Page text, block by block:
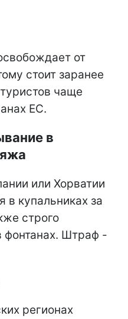
от
стоит заранее
чаще
ЕС.
в
или Хорватии
в купальниках за
строго
фонтанах. Штраф -
регионах